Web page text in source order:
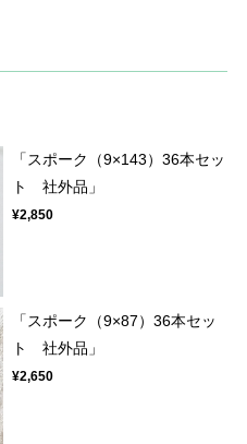
「スポーク（9×143）36本セッ
ト 社外品」
¥2,850
「スポーク（9×87）36本セッ
ト 社外品」
¥2,650